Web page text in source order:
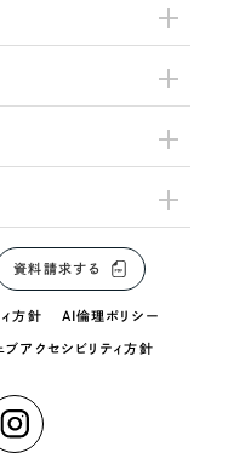
資料請求する
方針 AI倫理ポリシー
ブアクセシビリティ方針